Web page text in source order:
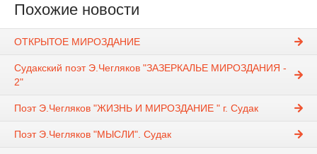
Похожие новости
ОТКРЫТОЕ МИРОЗДАНИЕ
Судакский поэт Э.Чегляков "ЗАЗЕРКАЛЬЕ МИРОЗДАНИЯ -
2"
Поэт Э.Чегляков "ЖИЗНЬ И МИРОЗДАНИЕ " г. Судак
Поэт Э.Чегляков "МЫСЛИ". Судак